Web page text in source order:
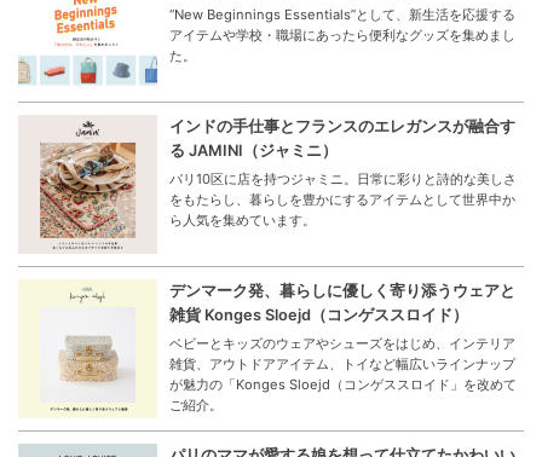
“New Beginnings Essentials”として、新生活を応援する
アイテムや学校・職場にあったら便利なグッズを集めまし
た。
インドの手仕事とフランスのエレガンスが融合す
る JAMINI（ジャミニ）
パリ10区に店を持つジャミニ。日常に彩りと詩的な美しさ
をもたらし、暮らしを豊かにするアイテムとして世界中か
ら人気を集めています。
デンマーク発、暮らしに優しく寄り添うウェアと
雑貨 Konges Sloejd（コンゲススロイド）
ベビーとキッズのウェアやシューズをはじめ、インテリア
雑貨、アウトドアアイテム、トイなど幅広いラインナップ
が魅力の「Konges Sloejd（コンゲススロイド」を改めて
ご紹介。